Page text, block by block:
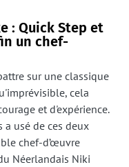
: Quick Step et
un chef-
sur une classique
cela
et d'expérience.
usé de ces deux
chef-d’œuvre
Néerlandais Niki